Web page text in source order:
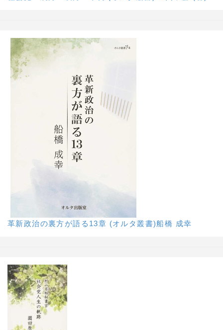
革新政治の裏方が語る13章 (オルタ叢書)船橋 成幸